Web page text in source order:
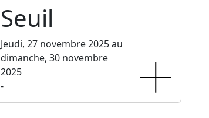
Seuil
Jeudi, 27 novembre 2025 au
dimanche, 30 novembre
2025
-